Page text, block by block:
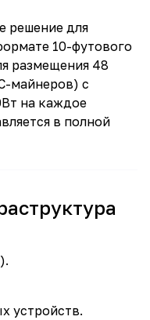
решение для
10-футового
размещения 48
майнеров) с
на каждое
в полной
устройств.